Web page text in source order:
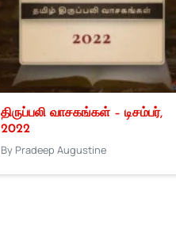
திருப்பலி வாசகங்கள் – டிசம்பர்,
2022
By Pradeep Augustine